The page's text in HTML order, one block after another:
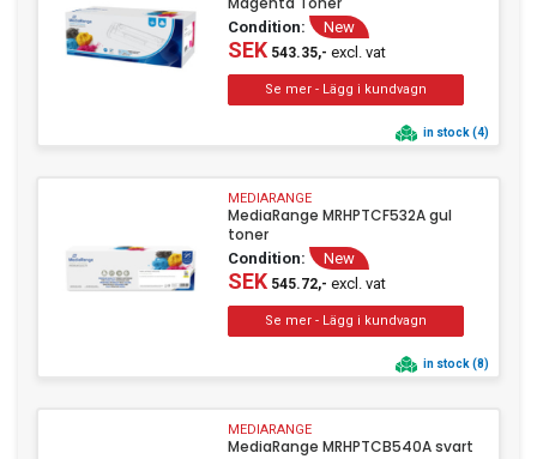
Condition: New
SEK543.35,- excl. vat
in stock (4)
MEDIARANGE
MediaRange MRHPTCF532A gul
toner
Condition: New
SEK545.72,- excl. vat
in stock (8)
MEDIARANGE
MediaRange MRHPTCB540A svart